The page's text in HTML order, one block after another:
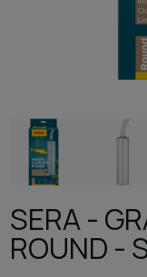
SERA -
ROUND -